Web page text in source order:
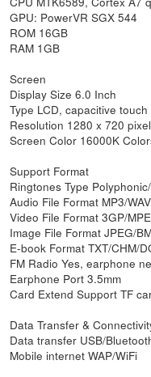
GPU: PowerVR SGX 544
ROM 16GB
RAM 1GB
Screen
Display Size 6.0 Inch
Type LCD, capacitive
Resolution 1280 x 720
Screen Color 16000K
Support Format
Ringtones Type
Audio File Format MP3/
Video File Format 3GP/
Image File Format JPEG/
E-book Format TXT/CHM/
FM Radio Yes, earphone
Earphone Port 3.5mm
Card Extend Support TF
Data Transfer &
Data transfer USB/
Mobile internet WAP/WiFi